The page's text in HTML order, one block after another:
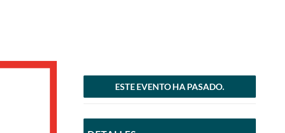
ESTE EVENTO HA PASADO.